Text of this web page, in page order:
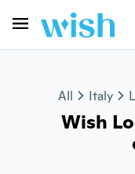
All Italy
Wish